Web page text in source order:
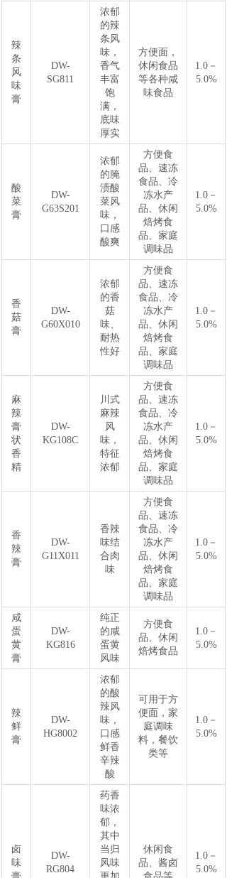
辣
条
风
味
膏
DW-
SG811
浓郁
的辣
条风
味，
香气
丰富
饱
满，
底味
厚实
方便面，
休闲食品
等各种咸
味食品
1.0－
5.0%
酸
菜
膏
DW-
G63S201
浓郁
的腌
渍酸
菜风
味，
口感
酸爽
方便食
品、速冻
食品、冷
冻水产
品、休闲
焙烤食
品、家庭
调味品
1.0－
5.0%
香
菇
膏
DW-
G60X010
浓郁
的香
菇
味、
耐热
性好
方便食
品、速冻
食品、冷
冻水产
品、休闲
焙烤食
品、家庭
调味品
1.0－
5.0%
麻
辣
膏
状
香
精
DW-
KG108C
川式
麻辣
风
味，
特征
浓郁
方便食
品、速冻
食品、冷
冻水产
品、休闲
焙烤食
品、家庭
调味品
1.0－
5.0%
香
辣
膏
DW-
G11X011
香辣
味结
合肉
味
方便食
品、速冻
食品、冷
冻水产
品、休闲
焙烤食
品、家庭
调味品
1.0－
5.0%
咸
蛋
黄
膏
DW-
KG816
纯正
的咸
蛋黄
风味
方便食
品、休闲
焙烤食品
1.0－
5.0%
辣
鲜
膏
DW-
HG8002
浓郁
的酸
辣风
味，
口感
鲜香
辛辣
酸
可用于方
便面，家
庭调味
料，餐饮
类等
1.0－
5.0%
卤
味
DW-
RG804
药香
味浓
郁，
其中
当归
风味
休闲食
品、酱卤
1.0－
5.0%